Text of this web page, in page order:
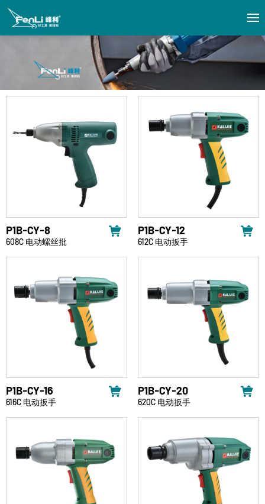
P1B-CY-8
608C 电动螺丝批
P1B-CY-12
612C 电动扳手
P1B-CY-16
616C 电动扳手
P1B-CY-20
620C 电动扳手